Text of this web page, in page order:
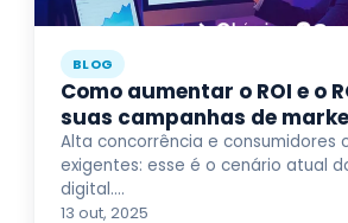
BLOG
Como aumentar o ROI e o
suas campanhas de
Alta concorrência e consumidores
exigentes: esse é o cenário atual
digital....
13 out, 2025